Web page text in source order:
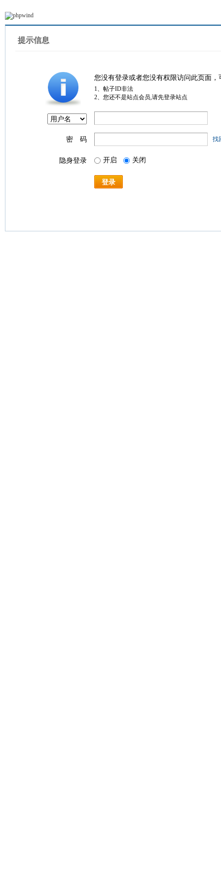
提示信息
您没有登录或者您没有权限访问此页面
1、帖子ID非法
2、您还不是站点会员,请先登录站点
密 码 找
隐身登录 开启 关闭
登录